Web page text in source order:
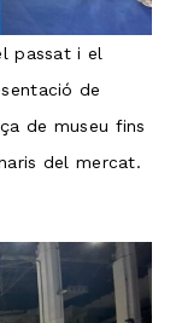
passat i el
de
de museu fins
del mercat.